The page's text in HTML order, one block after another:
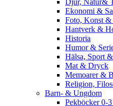
Djur, Natur&
Ekonomi &
Foto, Konst &
Hantverk &
Historia
Humor &
Hälsa, Sport
Mat & Dryck
Memoarer &
Religion,
Barn- & Ungdom
Pekböcker 0-